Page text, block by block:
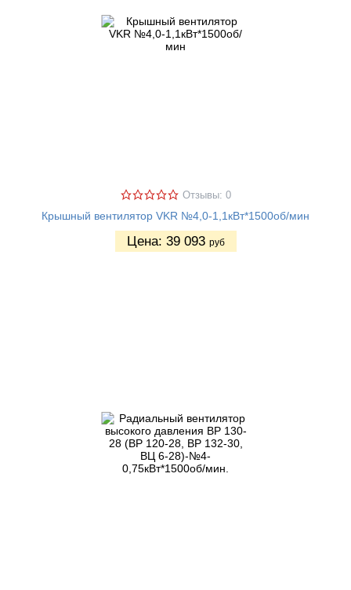
Отзывы: 0
Крышный вентилятор VKR №4,0-1,1кВт*1500об/мин
Цена: 39 093 руб